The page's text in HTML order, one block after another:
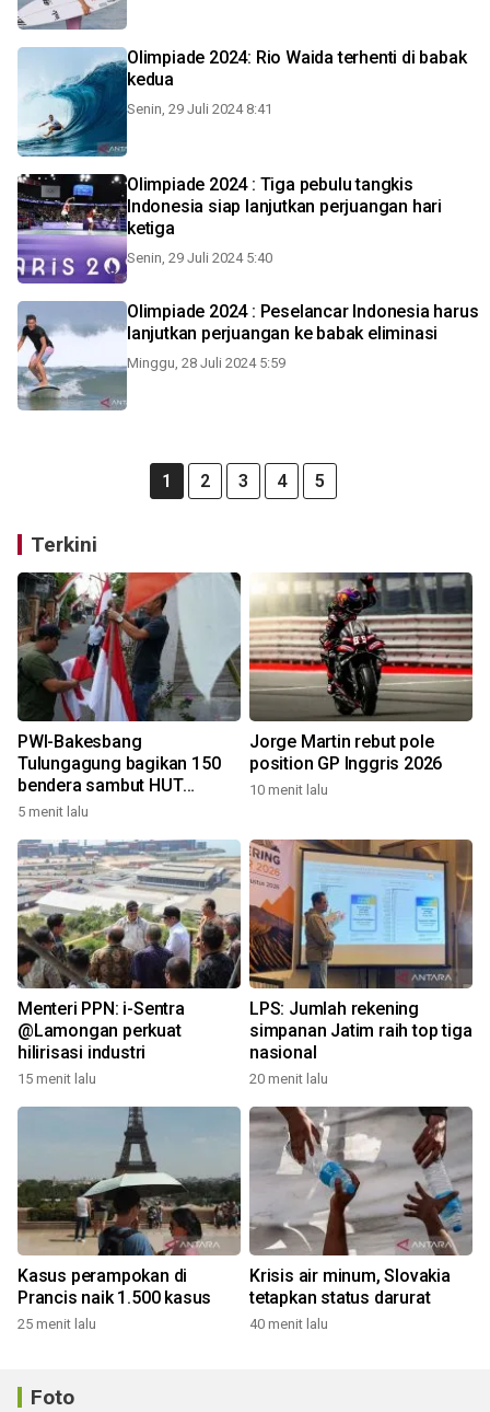
Olimpiade 2024: Rio Waida terhenti di babak
kedua
Senin, 29 Juli 2024 8:41
Olimpiade 2024 : Tiga pebulu tangkis
Indonesia siap lanjutkan perjuangan hari
ketiga
Senin, 29 Juli 2024 5:40
Olimpiade 2024 : Peselancar Indonesia harus
lanjutkan perjuangan ke babak eliminasi
Minggu, 28 Juli 2024 5:59
1 2 3 4 5
Terkini
PWI-Bakesbang
Tulungagung bagikan 150
bendera sambut HUT
Kemerdekaan
5 menit lalu
Jorge Martin rebut pole
position GP Inggris 2026
10 menit lalu
Menteri PPN: i-Sentra
@Lamongan perkuat
hilirisasi industri
15 menit lalu
LPS: Jumlah rekening
simpanan Jatim raih top tiga
nasional
20 menit lalu
Kasus perampokan di
Prancis naik 1.500 kasus
25 menit lalu
Krisis air minum, Slovakia
tetapkan status darurat
40 menit lalu
Foto